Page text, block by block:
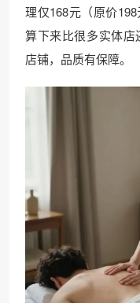
理仅168元（原价
算下来比很多实体店
店铺，品质有保障。